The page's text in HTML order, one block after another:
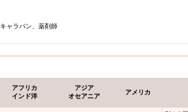
ャラバン、薬剤師
アフリカ
インド洋
アジア
オセアニア
アメリカ